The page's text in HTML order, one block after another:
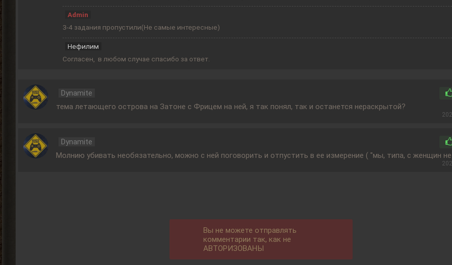
Admin
3-4 задания пропустили(Не самые интересные)
Нефилим
Согласен, в любом случае спасибо за ответ.
Dynamite
тема летающего острова на Затоне с Фрицем на ней, я так понял, так и останется нераскрытой?
Dynamite
Молнию убивать необязательно, можно с ней поговорить и отпустить в ее измерение ( "мы, типа, с женщин
Вы не можете отправлять
комментарии так, как не
АВТОРИЗОВАНЫ